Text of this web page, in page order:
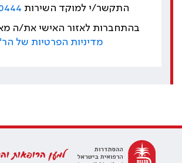
התקשר/י למוקד השירות
בהתחברות לאזור האישי את/ה
מדיניות הפרטיות של
למען הרופאות